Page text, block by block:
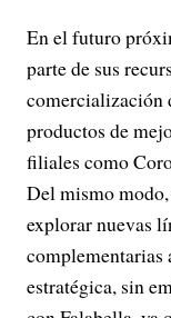
En el futuro
parte de sus
comercialización
productos de
filiales como
Del mismo
explorar nuevas
complementarias
estratégica, sin